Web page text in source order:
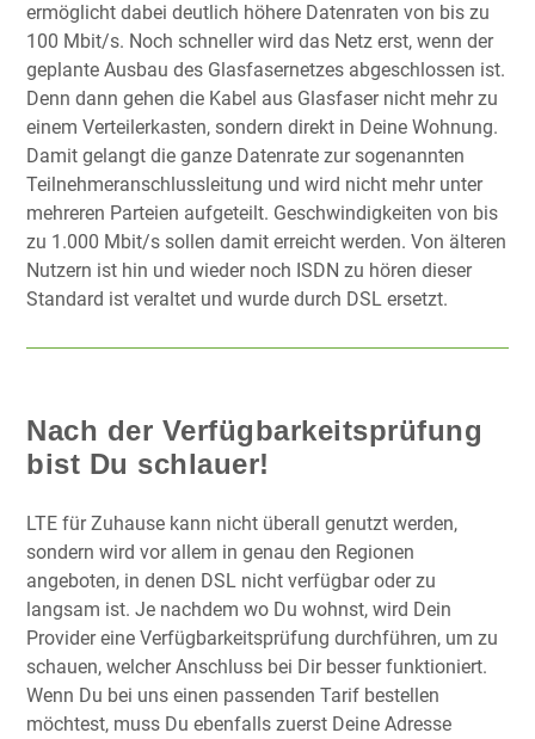
ermöglicht dabei deutlich höhere Datenraten von bis zu
100 Mbit/s. Noch schneller wird das Netz erst, wenn der
geplante Ausbau des Glasfasernetzes abgeschlossen ist.
Denn dann gehen die Kabel aus Glasfaser nicht mehr zu
einem Verteilerkasten, sondern direkt in Deine Wohnung.
Damit gelangt die ganze Datenrate zur sogenannten
Teilnehmeranschlussleitung und wird nicht mehr unter
mehreren Parteien aufgeteilt. Geschwindigkeiten von bis
zu 1.000 Mbit/s sollen damit erreicht werden. Von älteren
Nutzern ist hin und wieder noch ISDN zu hören dieser
Standard ist veraltet und wurde durch DSL ersetzt.
Nach der Verfügbarkeitsprüfung
bist Du schlauer!
LTE für Zuhause kann nicht überall genutzt werden,
sondern wird vor allem in genau den Regionen
angeboten, in denen DSL nicht verfügbar oder zu
langsam ist. Je nachdem wo Du wohnst, wird Dein
Provider eine Verfügbarkeitsprüfung durchführen, um zu
schauen, welcher Anschluss bei Dir besser funktioniert.
Wenn Du bei uns einen passenden Tarif bestellen
möchtest, muss Du ebenfalls zuerst Deine Adresse